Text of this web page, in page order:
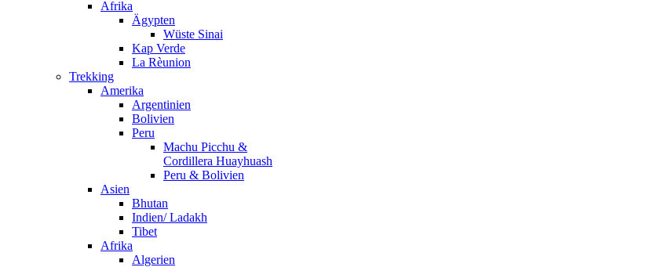
Afrika
Ägypten
Wüste Sinai
Kap Verde
La Rèunion
Trekking
Amerika
Argentinien
Bolivien
Peru
Machu Picchu &
Cordillera Huayhuash
Peru & Bolivien
Asien
Bhutan
Indien/ Ladakh
Tibet
Afrika
Algerien